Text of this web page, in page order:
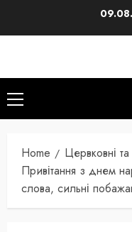
Primary
Menu
Home
Цервковні та
Привітання з днем
слова, сильні